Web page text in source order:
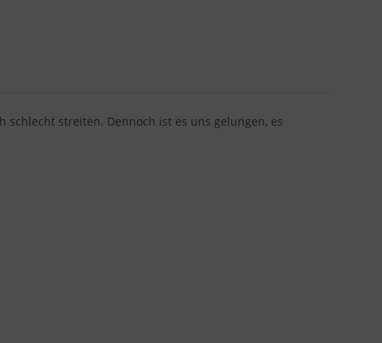
streiten. Dennoch ist es uns gelungen, es